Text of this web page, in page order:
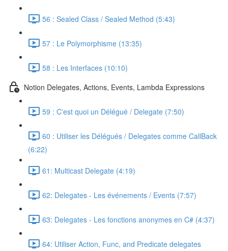
56 : Sealed Class / Sealed Method (5:43)
57 : Le Polymorphisme (13:35)
58 : Les Interfaces (10:10)
Notion Delegates, Actions, Events, Lambda Expressions
59 : C'est quoi un Délégué / Delegate (7:50)
60 : Utiliser les Délégués / Delegates comme CallBack
(6:22)
61: Multicast Delegate (4:19)
62: Delegates - Les événements / Events (7:57)
63: Delegates - Les fonctions anonymes en C# (4:37)
64: Utiliser Action, Func, and Predicate delegates